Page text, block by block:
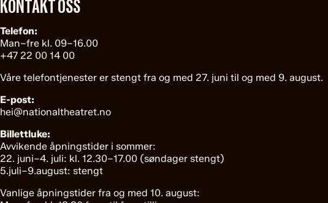
KONTAKT OSS
Telefon:
Man–fre kl. 09–16.00
+47 22 00 14 00
Våre telefontjenester er stengt fra og med 27. juni til og med 9. august.
E-post:
hei@nationaltheatret.no
Billettluke:
Avvikende åpningstider i sommer:
22. juni–4. juli: kl. 12.30–17.00 (søndager stengt)
5.juli–9.august: stengt
Vanlige åpningstider fra og med 10. august: